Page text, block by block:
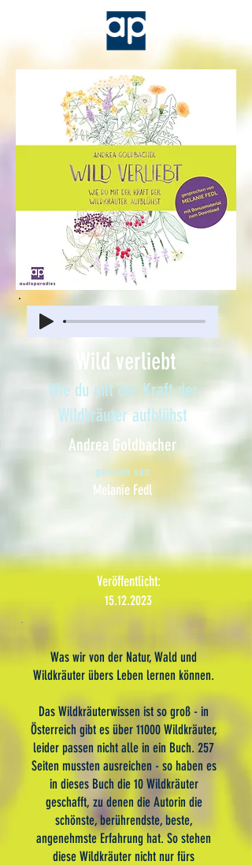
Wild verliebt
Wie du mit der Kraft der
Wildkräuter aufblühst
Andrea Goldbacher
gelesen von
Melanie Fedl
Veröffentlicht:
15.12.2023
Was wir von der Natur, Wald und
Wildkräuter übers Leben lernen können.
Das Wildkräuterwissen ist so groß - in
Österreich gibt es über 11000 Wildkräuter,
leider passen nicht alle in ein Buch. 257
Seiten mussten ausreichen - so haben es
in dieses Buch die 10 Wildkräuter
geschafft, zu denen die Autorin die
schönste, berührendste, beste,
angenehmste Erfahrung hat. So stehen
diese Wildkräuter nicht nur fürs